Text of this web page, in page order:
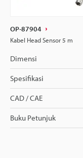
OP-87904
Kabel Head Sensor 5 m
Dimensi
Spesifikasi
CAD / CAE
Buku Petunjuk